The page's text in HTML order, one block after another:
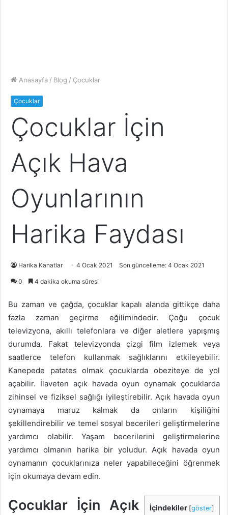
Anasayfa / Blog / Çocuklar
Çocuklar
Çocuklar İçin
Açık Hava
Oyunlarının
Harika Faydası
Harika Kanatlar 4 Ocak 2021 Son güncelleme: 4 Ocak 2021
0 4 dakika okuma süresi
Bu zaman ve çağda, çocuklar kapalı alanda gittikçe daha
fazla zaman geçirme eğilimindedir. Çoğu çocuk
televizyona, akıllı telefonlara ve diğer aletlere yapışmış
durumda. Fakat televizyonda çizgi film izlemek veya
saatlerce telefon kullanmak sağlıklarını etkileyebilir.
Kanepede patates olmak çocuklarda obeziteye de yol
açabilir. İlaveten açık havada oyun oynamak çocuklarda
zihinsel ve fiziksel sağlığı iyileştirebilir. Açık havada oyun
oynamaya maruz kalmak da onların kişiliğini
şekillendirebilir ve temel sosyal becerileri geliştirmelerine
yardımcı olabilir. Yaşam becerilerini geliştirmelerine
yardımcı olmanın harika bir yoludur. Açık havada oyun
oynamanın çocuklarınıza neler yapabileceğini öğrenmek
için okumaya devam edin.
İçindekiler [göster]
Çocuklar İçin Açık